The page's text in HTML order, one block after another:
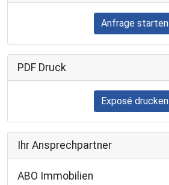
Anfrage starten
PDF Druck
Exposé drucken
Ihr Ansprechpartner
ABO Immobilien